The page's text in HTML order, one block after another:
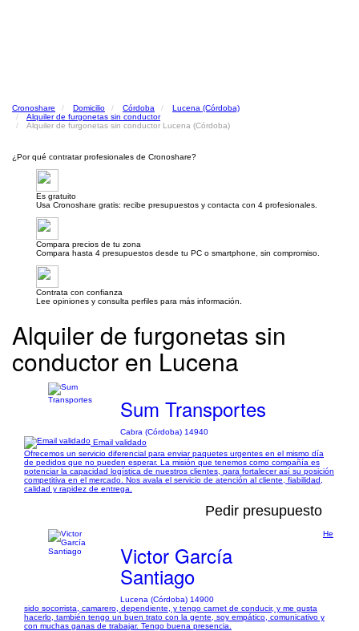
Cronoshare Domicilio Córdoba
Lucena (Córdoba)
Alquiler de furgonetas sin conductor
Alquiler de furgonetas sin conductor Lucena (Córdoba)
¿Por qué contratar profesionales de Cronoshare?
Es gratuito
Usa Cronoshare gratis: recibe presupuestos y contacta con 4 profesionales.
Compara precios de tu zona
Compara hasta 4 presupuestos desde tu PC o smartphone, sin compromiso.
Contrata con confianza
Lee opiniones y consulta perfiles para más información.
Alquiler de furgonetas sin
conductor en Lucena
Sum Transportes
Cabra (Córdoba) 14940
Email validado
Ofrecemos un servicio diferencial para enviar paquetes urgentes en el mismo día
de pedidos que no pueden esperar. La misión que tenemos como compañía es
potenciar la capacidad logística de nuestros clientes, para fortalecer así su posición
competitiva en el mercado. Nos avala el servicio de atención al cliente, fiabilidad,
calidad y rapidez de entrega.
Pedir presupuesto
Victor García
Santiago
Lucena (Córdoba) 14900
He
sido socorrista, camarero, dependiente, y tengo carnet de conducir, y me gusta
hacerlo, también tengo un buen trato con la gente, soy empático, comunicativo y
con muchas ganas de trabajar. Tengo buena presencia.